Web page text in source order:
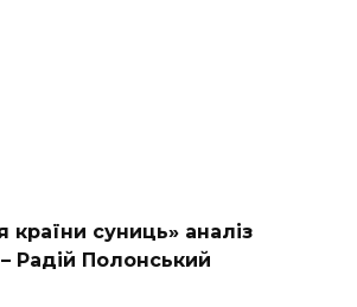
країни суниць» аналіз
Радій Полонський